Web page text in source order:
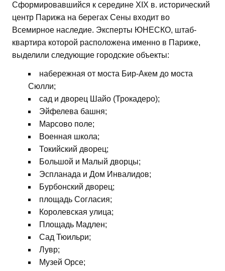
Сформировавшийся к середине XIX в. исторический
центр Парижа на берегах Сены входит во
Всемирное наследие. Эксперты ЮНЕСКО, штаб-
квартира которой расположена именно в Париже,
выделили следующие городские объекты:
набережная от моста Бир-Акем до моста
Сюлли;
сад и дворец Шайо (Трокадеро);
Эйфелева башня;
Марсово поле;
Военная школа;
Токийский дворец;
Большой и Малый дворцы;
Эспланада и Дом Инвалидов;
Бурбонский дворец;
площадь Согласия;
Королевская улица;
Площадь Мадлен;
Сад Тюильри;
Лувр;
Музей Орсе;